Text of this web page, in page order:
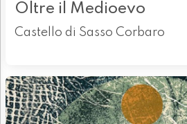
Oltre il Medioevo
Castello di Sasso Corbaro